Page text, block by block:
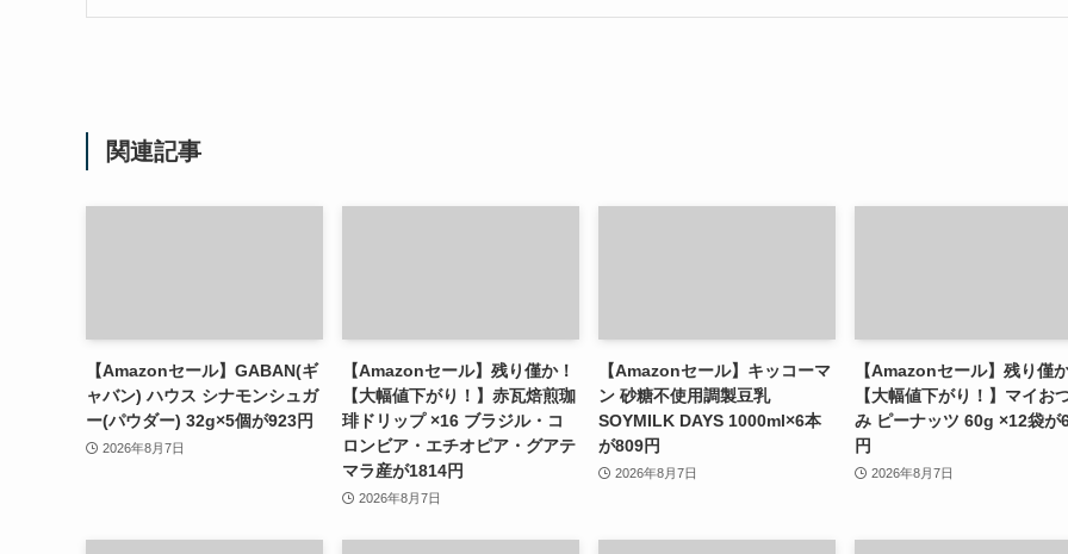
関連記事
【Amazonセール】GABAN(ギ
ャバン) ハウス シナモンシュガ
ー(パウダー) 32g×5個が923円
2026年8月7日
【Amazonセール】残り僅か！
【大幅値下がり！】赤瓦焙煎珈
琲ドリップ ×16 ブラジル・コ
ロンビア・エチオピア・グアテ
マラ産が1814円
2026年8月7日
【Amazonセール】キッコーマ
ン 砂糖不使用調製豆乳
SOYMILK DAYS 1000ml×6本
が809円
2026年8月7日
【Amazonセール】残り僅
【大幅値下がり！】マイお
み ピーナッツ 60g ×12袋が
円
2026年8月7日